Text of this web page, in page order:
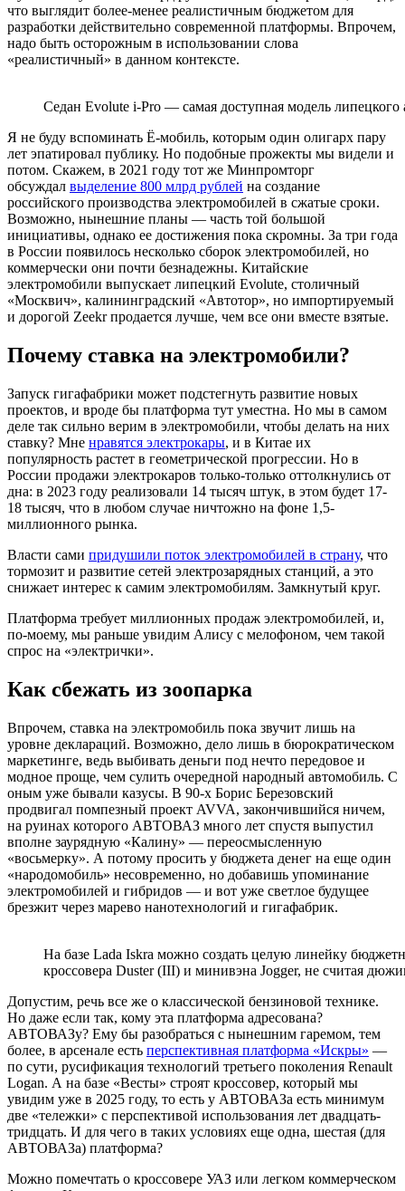
что выглядит более-менее реалистичным бюджетом для
разработки действительно современной платформы. Впрочем,
надо быть осторожным в использовании слова
«реалистичный» в данном контексте.
Седан Evolute i-Pro — самая доступная модель
Я не буду вспоминать Ё-мобиль, которым один олигарх пару
лет эпатировал публику. Но подобные прожекты мы видели и
потом. Скажем, в 2021 году тот же Минпромторг
обсуждал выделение 800 млрд рублей на создание
российского производства электромобилей в сжатые сроки.
Возможно, нынешние планы — часть той большой
инициативы, однако ее достижения пока скромны. За три года
в России появилось несколько сборок электромобилей, но
коммерчески они почти безнадежны. Китайские
электромобили выпускает липецкий Evolute, столичный
«Москвич», калининградский «Автотор», но импортируемый
и дорогой Zeekr продается лучше, чем все они вместе взятые.
Почему ставка на электромобили?
Запуск гигафабрики может подстегнуть развитие новых
проектов, и вроде бы платформа тут уместна. Но мы в самом
деле так сильно верим в электромобили, чтобы делать на них
ставку? Мне нравятся электрокары, и в Китае их
популярность растет в геометрической прогрессии. Но в
России продажи электрокаров только-только оттолкнулись от
дна: в 2023 году реализовали 14 тысяч штук, в этом будет 17-
18 тысяч, что в любом случае ничтожно на фоне 1,5-
миллионного рынка.
Власти сами придушили поток электромобилей в страну, что
тормозит и развитие сетей электрозарядных станций, а это
снижает интерес к самим электромобилям. Замкнутый круг.
Платформа требует миллионных продаж электромобилей, и,
по-моему, мы раньше увидим Алису с мелофоном, чем такой
спрос на «электрички».
Как сбежать из зоопарка
Впрочем, ставка на электромобиль пока звучит лишь на
уровне деклараций. Возможно, дело лишь в бюрократическом
маркетинге, ведь выбивать деньги под нечто передовое и
модное проще, чем сулить очередной народный автомобиль. С
оным уже бывали казусы. В 90-х Борис Березовский
продвигал помпезный проект AVVA, закончившийся ничем,
на руинах которого АВТОВАЗ много лет спустя выпустил
вполне заурядную «Калину» — переосмысленную
«восьмерку». А потому просить у бюджета денег на еще один
«народомобиль» несовременно, но добавишь упоминание
электромобилей и гибридов — и вот уже светлое будущее
брезжит через марево нанотехнологий и гигафабрик.
На базе Lada Iskra можно создать целую линейку
кроссовера Duster (III) и минивэна Jogger, не считая
Допустим, речь все же о классической бензиновой технике.
Но даже если так, кому эта платформа адресована?
АВТОВАЗу? Ему бы разобраться с нынешним гаремом, тем
более, в арсенале есть перспективная платформа «Искры» —
по сути, русификация технологий третьего поколения Renault
Logan. А на базе «Весты» строят кроссовер, который мы
увидим уже в 2025 году, то есть у АВТОВАЗа есть минимум
две «тележки» с перспективой использования лет двадцать-
тридцать. И для чего в таких условиях еще одна, шестая (для
АВТОВАЗа) платформа?
Можно помечтать о кроссовере УАЗ или легком коммерческом